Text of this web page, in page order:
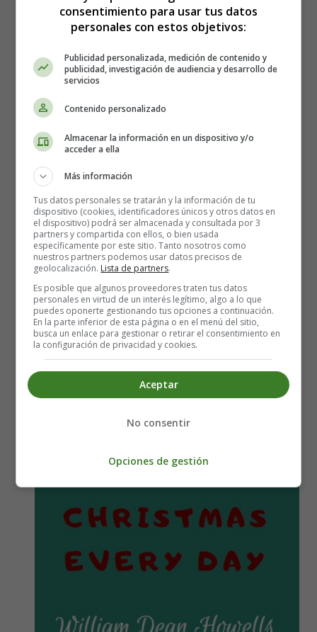
Christmas Eve in War Times - Edward
Payson Roe
Christmas Every Day - William Dean
consentimiento para usar tus datos
personales con estos objetivos:
Publicidad personalizada, medición de contenido y
publicidad, investigación de audiencia y desarrollo de
servicios
Contenido personalizado
Almacenar la información en un dispositivo y/o
acceder a ella
Más información
Tus datos personales se tratarán y la información de tu
dispositivo (cookies, identificadores únicos y otros datos en
el dispositivo) podrá ser almacenada y consultada por 3
partners y compartida con ellos, o bien usada
específicamente por este sitio. Tanto nosotros como
nuestros partners podemos usar datos precisos de
geolocalización. Lista de partners.
Es posible que algunos proveedores traten tus datos
personales en virtud de un interés legítimo, algo a lo que
puedes oponerte gestionando tus opciones a continuación.
En la parte inferior de esta página o en el menú del sitio,
busca un enlace para gestionar o retirar el consentimiento en
la configuración de privacidad y cookies.
Aceptar
No consentir
Opciones de gestión